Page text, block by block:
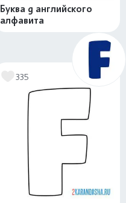
Буква g английского
алфавита
335